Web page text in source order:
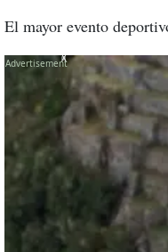
El mayor evento
X